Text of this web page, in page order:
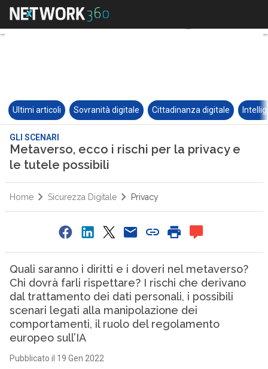
Ultimi articoli Sovranità digitale Cittadinanza digitale
GLI SCENARI
Metaverso, ecco i rischi per la privacy e
le tutele possibili
Home Sicurezza Digitale Privacy
Quali saranno i diritti e i doveri nel metaverso?
Chi dovrà farli rispettare? I rischi che derivano
dal trattamento dei dati personali, i possibili
scenari legati alla manipolazione dei
comportamenti, il ruolo del regolamento
europeo sull’IA
Pubblicato il 19 Gen 2022